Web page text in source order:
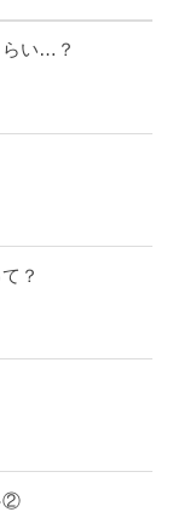
らい…？
？